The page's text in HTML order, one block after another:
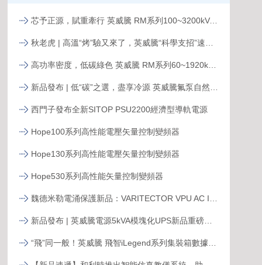
芯予正源，賦重牽行 英威騰 RM系列100~3200kVA模塊化UPS新品發布
西門子發布全新SITOP PSU2200經濟型導軌電源
Hope100系列高性能電壓矢量控制變頻器
Hope130系列高性能電壓矢量控制變頻器
Hope530系列高性能矢量控制變頻器